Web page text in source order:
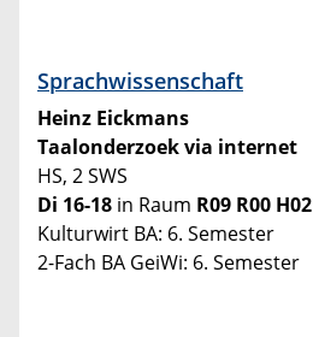
Sprachwissenschaft
Heinz Eickmans
Taalonderzoek via internet
HS, 2 SWS
Di 16-18 in Raum R09 R00 H02
Kulturwirt BA: 6. Semester
2-Fach BA GeiWi: 6. Semester